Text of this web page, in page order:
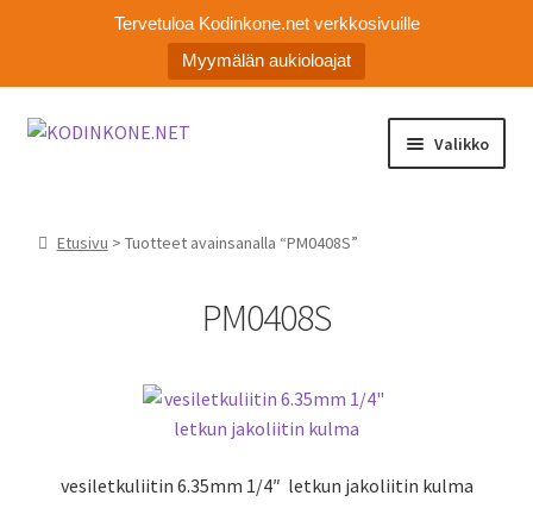
Tervetuloa Kodinkone.net verkkosivuille
Myymälän aukioloajat
Siirry
Siirry
Valikko
Asiakaspalvelu
Etusivu > Tuotteet avainsanalla “PM0408S”
PM0408S
vesiletkuliitin 6.35mm 1/4″ letkun jakoliitin kulma